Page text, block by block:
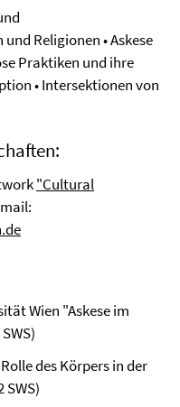
Religionen • Askese
Praktiken und ihre
• Intersektionen von
"Cultural
Wien "Askese im
des Körpers in der